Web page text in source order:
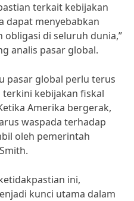
terkait kebijakan
dapat menyebabkan
obligasi di seluruh dunia,”
analis pasar global.
pasar global perlu terus
kebijakan fiskal
Amerika bergerak,
waspada terhadap
oleh pemerintah
ini,
kunci utama dalam